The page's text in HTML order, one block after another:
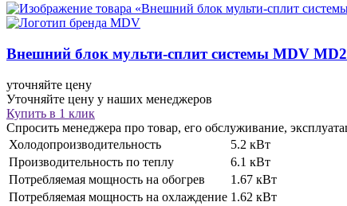
Внешний блок мульти-сплит системы MDV
уточняйте цену
Уточняйте цену у наших менеджеров
Купить в 1 клик
Спросить менеджера про товар, его обслуживание,
Холодопроизводительность
5.2 кВт
Производительность по теплу
6.1 кВт
Потребляемая мощность на обогрев
1.67 кВт
Потребляемая мощность на охлаждение 1.62 кВт